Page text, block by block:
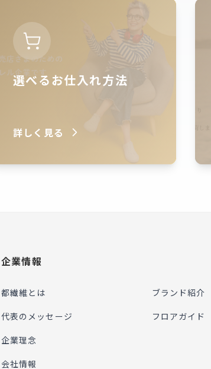
選べるお仕入れ方法
詳しく見る
企業情報
都繊維とは
代表のメッセージ
企業理念
会社情報
ブランド紹介
フロアガイド